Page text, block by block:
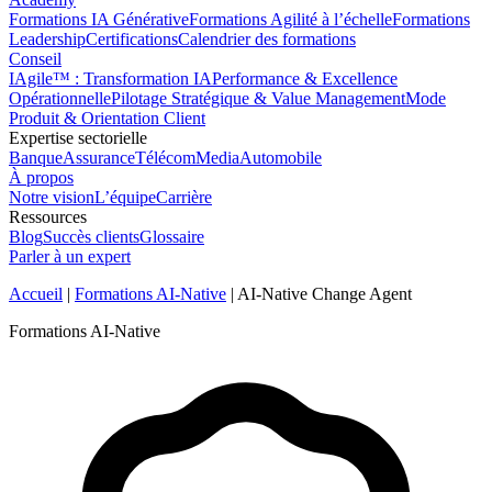
Formations IA GénérativeFormations Agilité à l’échelleFormations
LeadershipCertificationsCalendrier des formations
Conseil
IAgile™ : Transformation IAPerformance & Excellence
OpérationnellePilotage Stratégique & Value ManagementMode
Produit & Orientation Client
Expertise sectorielle
BanqueAssuranceTélécomMediaAutomobile
À propos
Notre visionL’équipeCarrière
Ressources
BlogSuccès clientsGlossaire
Parler à un expert
Accueil | Formations AI-Native | AI-Native Change Agent
Formations AI-Native